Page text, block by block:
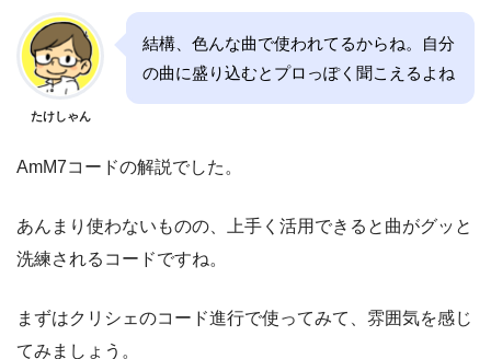
たけしゃん
結構、色んな曲で使われてるからね。自分
の曲に盛り込むとプロっぽく聞こえるよね
AmM7コードの解説でした。
あんまり使わないものの、上手く活用できると曲がグッと
洗練されるコードですね。
まずはクリシェのコード進行で使ってみて、雰囲気を感じ
てみましょう。